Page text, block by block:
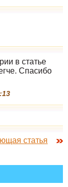
в статье
Спасибо
статья